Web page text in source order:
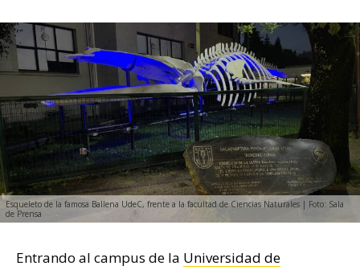
Esqueleto de la famosa Ballena UdeC, frente a la facultad de Ciencias Naturales | Foto: Sala
de Prensa
Entrando al campus de la Universidad de